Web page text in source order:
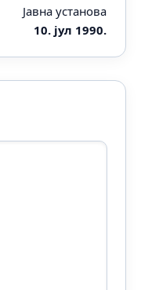
Јавна установа
10. јул 1990.